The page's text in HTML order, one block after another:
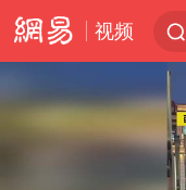
视频